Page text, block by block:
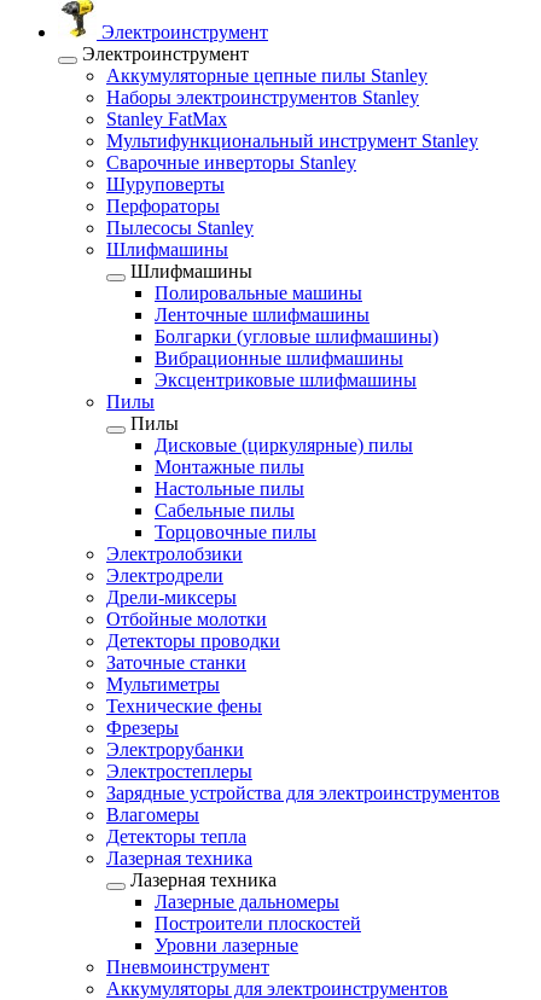
Электроинструмент
Электроинструмент
Аккумуляторные цепные пилы Stanley
Наборы электроинструментов Stanley
Stanley FatMax
Мультифункциональный инструмент Stanley
Сварочные инверторы Stanley
Шуруповерты
Перфораторы
Пылесосы Stanley
Шлифмашины
Шлифмашины
Полировальные машины
Ленточные шлифмашины
Болгарки (угловые шлифмашины)
Вибрационные шлифмашины
Эксцентриковые шлифмашины
Пилы
Пилы
Дисковые (циркулярные) пилы
Монтажные пилы
Настольные пилы
Сабельные пилы
Торцовочные пилы
Электролобзики
Электродрели
Дрели-миксеры
Отбойные молотки
Детекторы проводки
Заточные станки
Мультиметры
Технические фены
Фрезеры
Электрорубанки
Электростеплеры
Зарядные устройства для электроинструментов
Влагомеры
Детекторы тепла
Лазерная техника
Лазерная техника
Лазерные дальномеры
Построители плоскостей
Уровни лазерные
Пневмоинструмент
Аккумуляторы для электроинструментов